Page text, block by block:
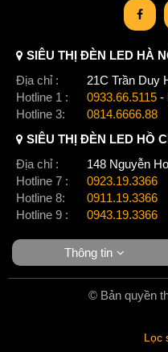
Lọc
SIÊU THỊ ĐÈN LED HÀ
Địa chỉ :
21C Trần Duy
Hotline 1 :
0933.66.5115 -
Hotline 3:
0814.6666.88
SIÊU THỊ ĐÈN LED HỒ
Địa chỉ :
148 Nguyễn
Hotline 7 :
0923.19.3366
Hotline 8:
0911.19.3366
Hotline 9 :
0943.19.3366
Thông tin
© Bản quyền